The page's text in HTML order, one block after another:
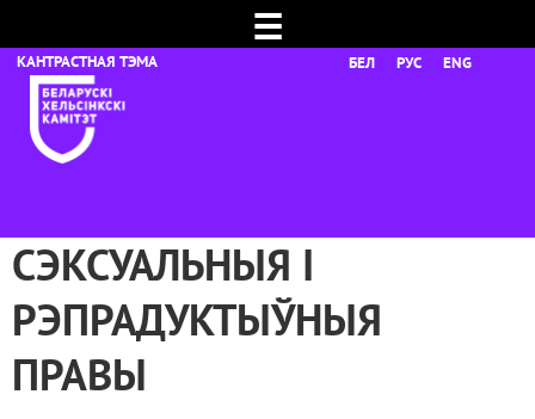
☰
БЕЛ РУС ENG
СЭКСУАЛЬНЫЯ І
РЭПРАДУКТЫЎНЫЯ
ПРАВЫ